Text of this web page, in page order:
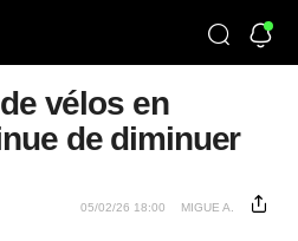
vélos en
de diminuer
05/02/26 18:00 MIGUE A.